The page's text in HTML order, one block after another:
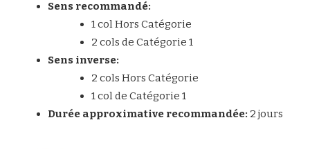
Sens recommandé:
1 col Hors Catégorie
2 cols de Catégorie 1
Sens inverse:
2 cols Hors Catégorie
1 col de Catégorie 1
Durée approximative recommandée: 2 jours